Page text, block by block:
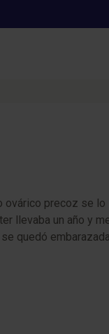
a muchas parejas
precoz se
llevaba un año y
quedó